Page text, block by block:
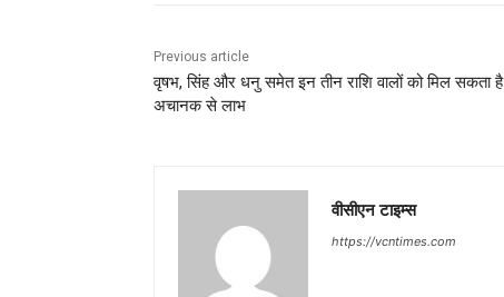
Previous article
वृषभ, सिंह और धनु समेत इन तीन राशि वालों को मिल सकता है
अचानक से लाभ
वीसीएन टाइम्स
https://vcntimes.com